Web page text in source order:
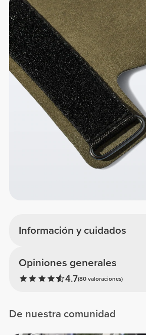
Información y cuidados
Opiniones generales
4.7(80 valoraciones)
De nuestra comunidad